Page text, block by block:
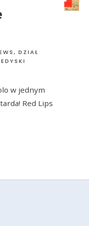
, DZIAŁ
w jednym
Red Lips